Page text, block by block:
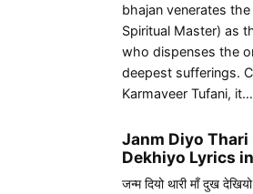
bhajan venerates
Spiritual Master) as
who dispenses the
deepest sufferings.
Karmaveer Tufani, it…
Janm Diyo Thari
Dekhiyo Lyrics
जन्म दियो थारी माँ दुख